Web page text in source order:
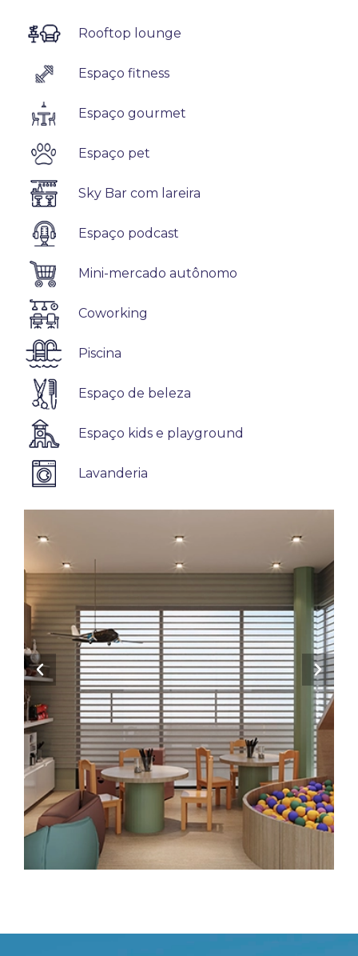
Rooftop lounge
Espaço fitness
Espaço gourmet
Espaço pet
Sky Bar com lareira
Espaço podcast
Mini-mercado autônomo
Coworking
Piscina
Espaço de beleza
Espaço kids e playground
Lavanderia